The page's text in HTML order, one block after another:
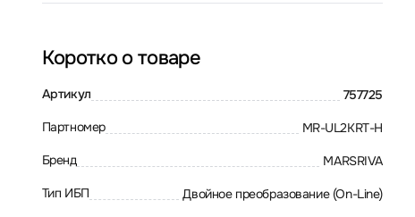
Коротко о товаре
Артикул 757725
Партномер MR-UL2KRT-H
Бренд MARSRIVA
Тип ИБП Двойное преобразование (On-Line)